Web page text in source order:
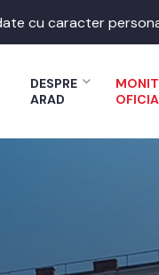
cu caracter
DESPRE
ARAD